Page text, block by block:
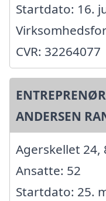
Startdato: 16.
CVR: 32264077
ANDERSEN
Agerskellet 24,
Ansatte: 52
Startdato: 25.